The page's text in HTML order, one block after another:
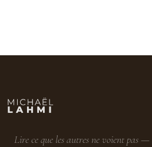
Lire ce que les autres ne voient pas —